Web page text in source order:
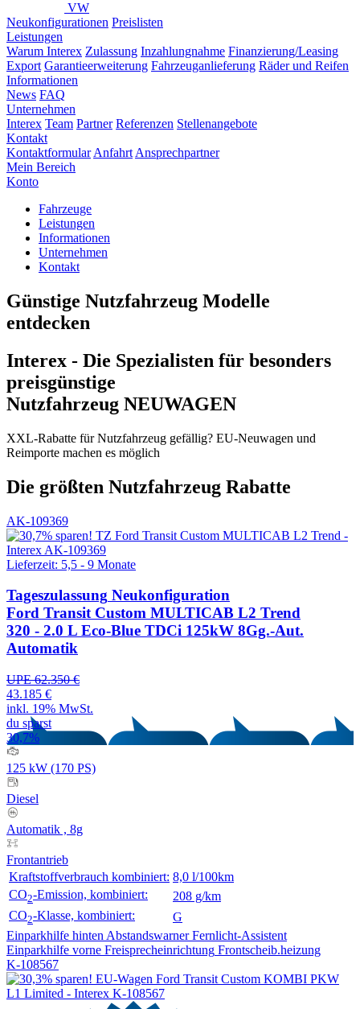
VW
Neukonfigurationen Preislisten
Leistungen
Warum Interex Zulassung Inzahlungnahme Finanzierung/Leasing
Export Garantieerweiterung Fahrzeuganlieferung Räder und Reifen
Informationen
News FAQ
Unternehmen
Interex Team Partner Referenzen Stellenangebote
Kontakt
Kontaktformular Anfahrt Ansprechpartner
Mein Bereich
Konto
Fahrzeuge
Leistungen
Informationen
Unternehmen
Kontakt
Günstige Nutzfahrzeug Modelle
entdecken
Interex - Die Spezialisten für besonders
preisgünstige
Nutzfahrzeug NEUWAGEN
XXL-Rabatte für Nutzfahrzeug gefällig? EU-Neuwagen und
Reimporte machen es möglich
Die größten Nutzfahrzeug Rabatte
AK-109369
Lieferzeit: 5,5 - 9 Monate
Tageszulassung Neukonfiguration
Ford Transit Custom MULTICAB L2 Trend
320 - 2.0 L Eco-Blue TDCi 125kW 8Gg.-Aut.
Automatik
UPE 62.350 €
43.185 €
inkl. 19% MwSt.
du sparst
30,7%
125 kW (170 PS)
Diesel
Automatik , 8g
Frontantrieb
Kraftstoffverbrauch kombiniert: 8,0 l/100km
CO2-Emission, kombiniert:
208 g/km
CO2-Klasse, kombiniert:
G
Einparkhilfe hinten Abstandswarner Fernlicht-Assistent
Einparkhilfe vorne Freisprecheinrichtung Frontscheib.heizung
K-108567